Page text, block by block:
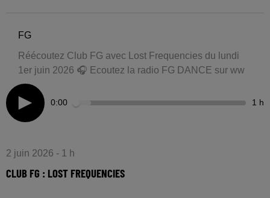
FG
Réécoutez Club FG avec Lost Frequencies du lundi
1er juin 2026 🎧 Ecoutez la radio FG DANCE sur ww
0:00 1 h
2 juin 2026 - 1 h
CLUB FG : LOST FREQUENCIES